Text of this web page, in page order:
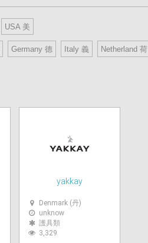
USA 美
Germany 德 Italy 義 Netherland 荷
yakkay
Denmark (丹)
unknow
護具類
3,329